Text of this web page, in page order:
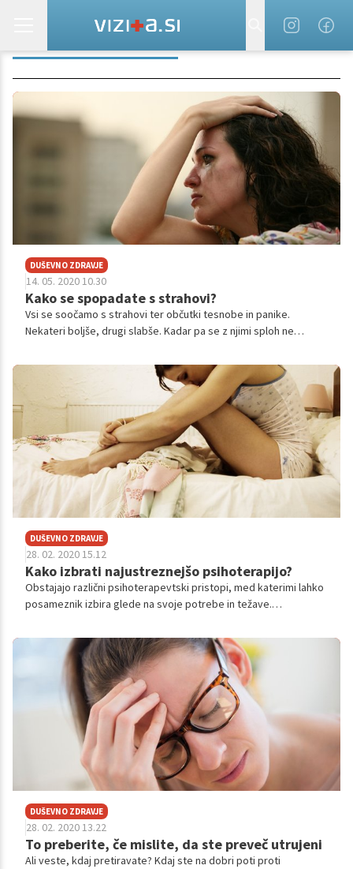
ANDREJA PŠENIČNY
DUŠEVNO ZDRAVJE
14. 05. 2020 10.30
Kako se spopadate s strahovi?
Vsi se soočamo s strahovi ter občutki tesnobe in panike.
Nekateri boljše, drugi slabše. Kadar pa se z njimi sploh ne
močno ovirajo življenje. O anksioznih motnjah smo govorili s
POPovo psihologinjo, dr. sci. Andrejo Pšeničny, univ. dipl. psih.
DUŠEVNO ZDRAVJE
28. 02. 2020 15.12
Kako izbrati najustreznejšo psihoterapijo?
Obstajajo različni psihoterapevtski pristopi, med katerimi lahko
posameznik izbira glede na svoje potrebe in težave.
strokovnem članku predstavila štiri glavne pristope.
DUŠEVNO ZDRAVJE
28. 02. 2020 13.22
To preberite, če mislite, da ste preveč utrujeni
Ali veste, kdaj pretiravate? Kdaj ste na dobri poti proti